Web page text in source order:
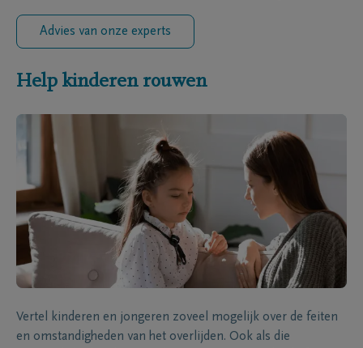
Advies van onze experts
Help kinderen rouwen
Vertel kinderen en jongeren zoveel mogelijk over de feiten
en omstandigheden van het overlijden. Ook als die